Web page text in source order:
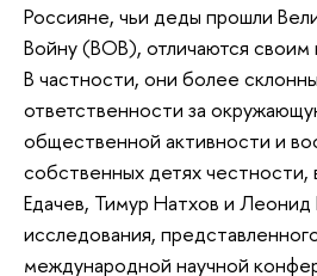
Россияне, чьи деды прошли
Войну (ВОВ), отличаются
В частности, они более
ответственности за
общественной активности и
собственных детях честности,
Едачев, Тимур Натхов и
исследования,
международной научной